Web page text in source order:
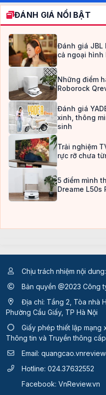
ĐÁNH GIÁ NỔI BẬT
Đánh giá JBL
cả ngoại hình
Những điểm
Roborock
Đánh giá
xinh, thông
sinh
Trải nghiệm
rực rỡ chưa
5 điểm mình
Dreame L50s
Chịu trách nhiệm nội
Bản quyền @2023 Công
Địa chỉ: Tầng 2, Tòa nhà
Phường Cầu Giấy, TP Hà Nội
Giấy phép thiết lập mạng
Thông tin và Truyền thông
Email:
Hotline: 024.37632552
Facebook: VnReview.vn